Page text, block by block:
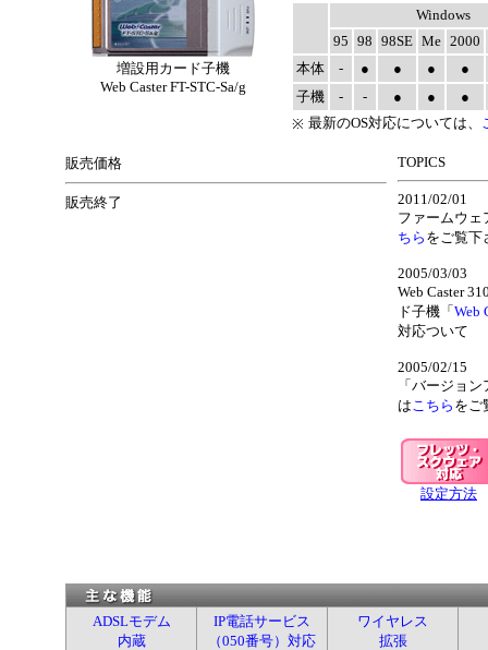
増設用カード子機
Web Caster FT-STC-Sa/g
Windows
95 98 98SE Me 2000
本体
- ● ● ●
●
子機
- - ● ●
●
※ 最新のOS対応については、
販売価格
販売終了
TOPICS
2011/02/01
ファームウェ
ちら をご覧下
2005/03/03
Web Caster
ド子機「 Web
対応ついて
2005/02/15
「バージョ
はこちら をご
設定方法
ADSLモデム
内蔵
IP電話サービス
（050番号）対応
ワイヤレス
拡張